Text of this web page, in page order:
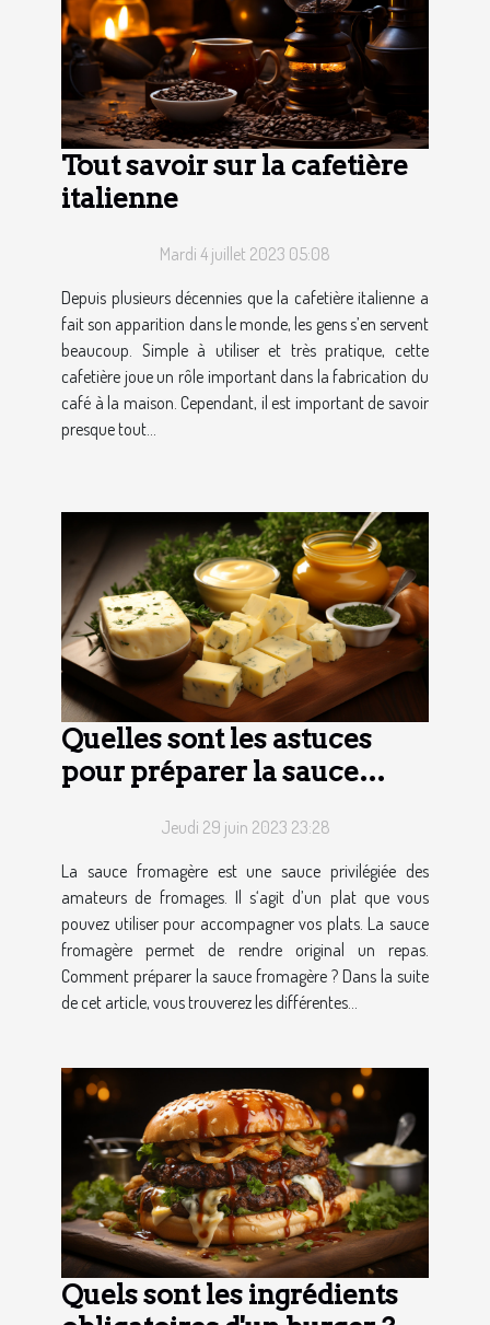
Tout savoir sur la cafetière
italienne
Mardi 4 juillet 2023 05:08
Depuis plusieurs décennies que la cafetière italienne a
fait son apparition dans le monde, les gens s’en servent
beaucoup. Simple à utiliser et très pratique, cette
cafetière joue un rôle important dans la fabrication du
café à la maison. Cependant, il est important de savoir
presque tout...
Quelles sont les astuces
pour préparer la sauce
Jeudi 29 juin 2023 23:28
La sauce fromagère est une sauce privilégiée des
amateurs de fromages. Il s‘agit d’un plat que vous
pouvez utiliser pour accompagner vos plats. La sauce
fromagère permet de rendre original un repas.
Comment préparer la sauce fromagère ? Dans la suite
de cet article, vous trouverez les différentes...
Quels sont les ingrédients